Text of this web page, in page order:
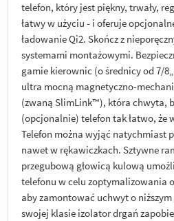
telefon, który jest piękny, trwały,
łatwy w użyciu - i oferuje
ładowanie Qi2. Skończ z
systemami montażowymi.
gamie kierownic (o średnicy od 7/
ultra mocną magnetyczno-
(zwaną SlimLink™), która chwyta,
(opcjonalnie) telefon tak łatwo, że
Telefon można wyjąć natychmiast
nawet w rękawiczkach. Sztywne
przegubową głowicą kulową
telefonu w celu zoptymalizowania
aby zamontować uchwyt o
swojej klasie izolator drgań